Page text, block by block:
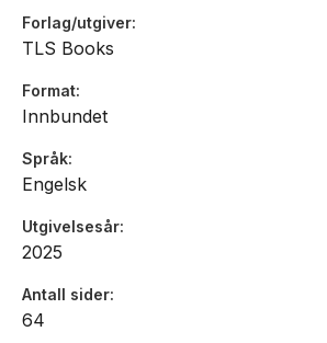
Forlag/utgiver
TLS Books
Format
Innbundet
Språk
Engelsk
Utgivelsesår
2025
Antall sider
64